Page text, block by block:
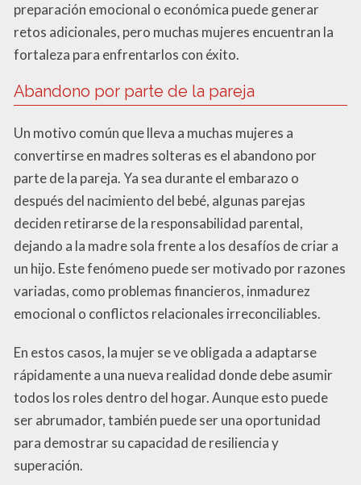
preparación emocional o económica puede generar
retos adicionales, pero muchas mujeres encuentran la
fortaleza para enfrentarlos con éxito.
Abandono por parte de la pareja
Un motivo común que lleva a muchas mujeres a
convertirse en madres solteras es el abandono por
parte de la pareja. Ya sea durante el embarazo o
después del nacimiento del bebé, algunas parejas
deciden retirarse de la responsabilidad parental,
dejando a la madre sola frente a los desafíos de criar a
un hijo. Este fenómeno puede ser motivado por razones
variadas, como problemas financieros, inmadurez
emocional o conflictos relacionales irreconciliables.
En estos casos, la mujer se ve obligada a adaptarse
rápidamente a una nueva realidad donde debe asumir
todos los roles dentro del hogar. Aunque esto puede
ser abrumador, también puede ser una oportunidad
para demostrar su capacidad de resiliencia y
superación.